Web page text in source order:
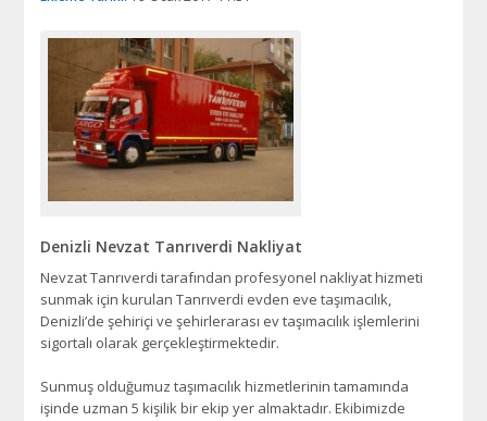
Denizli Nevzat Tanrıverdi Nakliyat
Nevzat Tanrıverdi tarafından profesyonel nakliyat hizmeti
sunmak için kurulan Tanrıverdi evden eve taşımacılık,
Denizli’de şehiriçi ve şehirlerarası ev taşımacılık işlemlerini
sigortalı olarak gerçekleştirmektedir.
Sunmuş olduğumuz taşımacılık hizmetlerinin tamamında
işinde uzman 5 kişilik bir ekip yer almaktadır. Ekibimizde